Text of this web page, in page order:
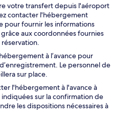
votre transfert depuis l'aéroport
contacter l'hébergement
pour fournir les informations
aux coordonnées fournies
à l’avance pour
Le personnel de
sur place.
l'hébergement à l'avance à
sur la confirmation de
les dispositions nécessaires à